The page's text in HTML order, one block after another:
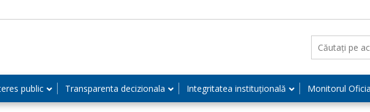
public Transparenta decizionala Integritatea instituțională Monitorul